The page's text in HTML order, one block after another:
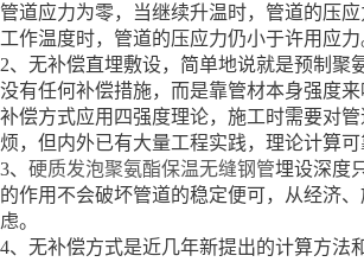
管道应力为零，当继续升温时，管道的压
工作温度时，管道的压应力仍小于许用应力
2、无补偿直埋敷设，简单地说就是预制聚
没有任何补偿措施，而是靠管材本身强度
补偿方式应用四强度理论，施工时需要对
烦，但内外已有大量工程实践，理论计算可
3、 硬质发泡聚氨酯保温无缝钢管埋设深度
的作用不会破坏管道的稳定便可，从经济
虑。
4、无补偿方式是近几年新提出的计算方法